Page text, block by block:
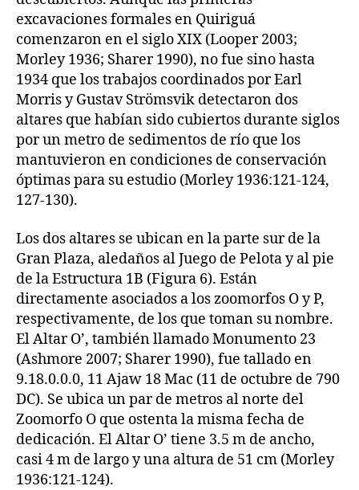
excavaciones formales en Quiriguá
comenzaron en el siglo XIX (Looper 2003;
Morley 1936; Sharer 1990), no fue sino hasta
1934 que los trabajos coordinados por Earl
Morris y Gustav Strömsvik detectaron dos
altares que habían sido cubiertos durante siglos
por un metro de sedimentos de río que los
mantuvieron en condiciones de conservación
óptimas para su estudio (Morley 1936:121-124,
127-130).
Los dos altares se ubican en la parte sur de la
Gran Plaza, aledaños al Juego de Pelota y al pie
de la Estructura 1B (Figura 6). Están
directamente asociados a los zoomorfos O y P,
respectivamente, de los que toman su nombre.
El Altar O’, también llamado Monumento 23
(Ashmore 2007; Sharer 1990), fue tallado en
9.18.0.0.0, 11 Ajaw 18 Mac (11 de octubre de 790
DC). Se ubica un par de metros al norte del
Zoomorfo O que ostenta la misma fecha de
dedicación. El Altar O’ tiene 3.5 m de ancho,
casi 4 m de largo y una altura de 51 cm (Morley
1936:121-124).